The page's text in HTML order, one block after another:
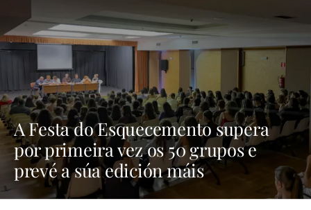
A Festa do Esquecemento supera
por primeira vez os 50 grupos e
prevé a súa edición máis
multitudinaria | NOTICIAS XINZO